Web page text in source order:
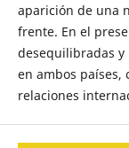
aparición de una
frente. En el
desequilibradas
en ambos países,
relaciones